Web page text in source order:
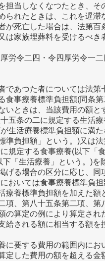
担当しなくなつたとき、そ
られたときは、これを遅滞
が死亡した場合は、法第百
は家族埋葬料を受けるべき
労令二四・令四厚労令一
あつた者については法第
食事療養標準負担額(同条第
いときは、当該費用の額と
五条の二に規定する生活療
生活療養標準負担額に満た
準負担額」という。)又は
規定する食事療養(以下「食
「生活療養」という。)を
げる場合の区分に応じ、同
おいては食事療養標準負担
療養標準負担額を加えた額
項、第八十五条第二項、第
の算定の例により算定され
給される額に相当する額を
要する費用の範囲内にお
定した費用の額を超える金